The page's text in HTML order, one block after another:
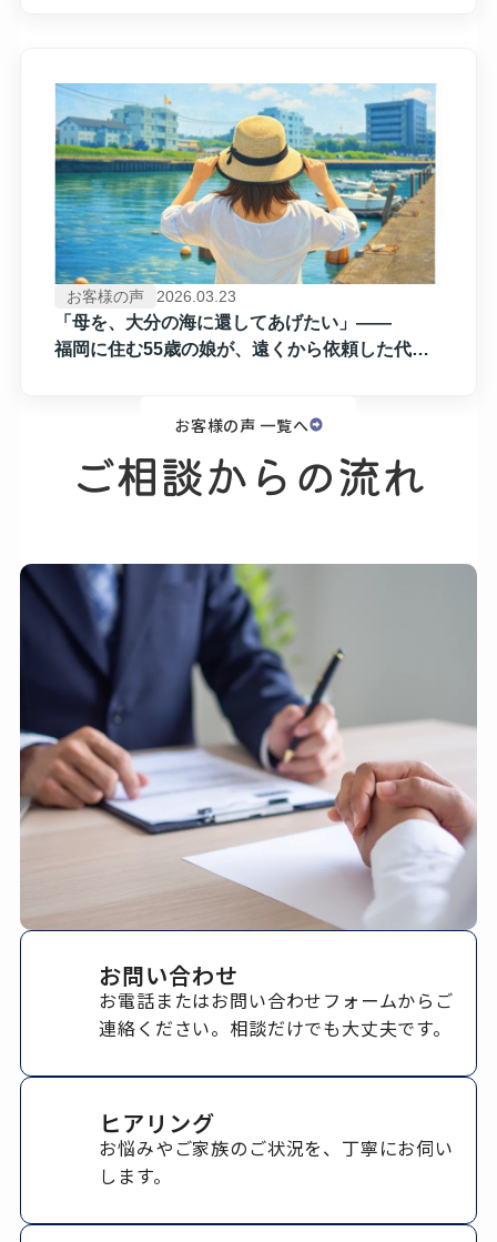
お客様の声 2026.03.23
「母を、​大分の​海に​還してあげたい」​——
福岡に​住む55歳の​娘が、​遠くから​依頼した​代行
お客様の声 一覧へ
ご相談からの​流れ
お問い合わせ
お電話またはお問い合わせフォームからご
連絡ください。相談だけでも大丈夫です。
ヒアリング
お悩みやご家族のご状況を、丁寧にお伺い
します。